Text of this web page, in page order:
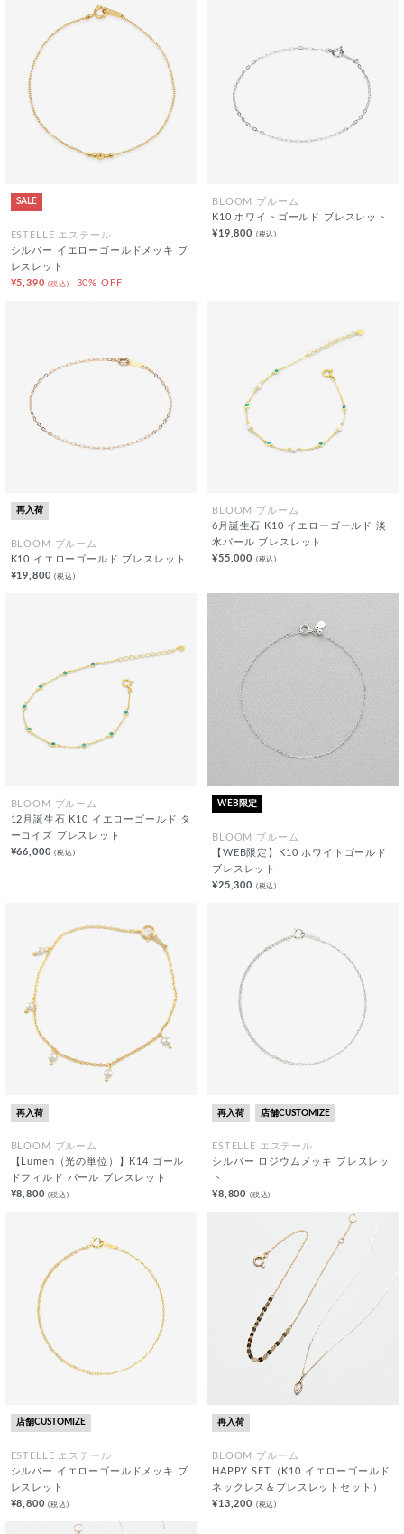
SALE
ESTELLE エステール
シルバー イエローゴールドメッキ ブ
レスレット
¥5,390(税込) 30% OFF
BLOOM ブルーム
K10 ホワイトゴールド ブレスレット
¥19,800 (税込)
再入荷
BLOOM ブルーム
K10 イエローゴールド ブレスレット
¥19,800(税込)
BLOOM ブルーム
6月誕生石 K10 イエローゴールド 淡
水パール ブレスレット
¥55,000 (税込)
BLOOM ブルーム
12月誕生石 K10 イエローゴールド タ
ーコイズ ブレスレット
¥66,000(税込)
WEB限定
BLOOM ブルーム
【WEB限定】K10 ホワイトゴールド
ブレスレット
¥25,300 (税込)
再入荷
BLOOM ブルーム
【Lumen（光の単位）】K14 ゴール
ドフィルド パール ブレスレット
¥8,800(税込)
再入荷 店舗CUSTOMIZE
ESTELLE エステール
シルバー ロジウムメッキ ブレスレッ
ト
¥8,800 (税込)
店舗CUSTOMIZE
ESTELLE エステール
シルバー イエローゴールドメッキ ブ
レスレット
¥8,800(税込)
再入荷
BLOOM ブルーム
HAPPY SET（K10 イエローゴールド
ネックレス＆ブレスレットセット）
¥13,200 (税込)